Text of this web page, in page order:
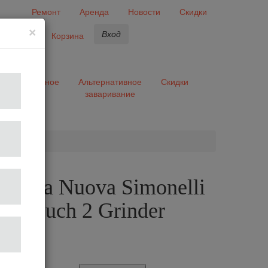
Ремонт Аренда Новости
Скидки
Корзина Вход
Разное
Альтернативное
заваривание
Скидки
Nuova Simonelli
Touch 2 Grinder
×